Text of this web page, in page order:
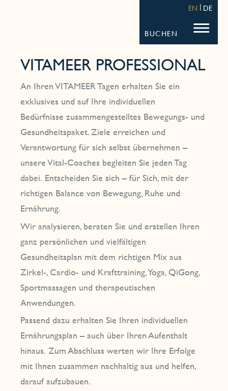
BUCHEN
EN DE
VITAMEER PROFESSIONAL
An Ihren VITAMEER Tagen erhalten Sie ein
exklusives und auf Ihre individuellen
Bedürfnisse zusammengestelltes Bewegungs- und
Gesundheitspaket. Ziele erreichen und
Verantwortung für sich selbst übernehmen –
unsere Vital-Coaches begleiten Sie jeden Tag
dabei. Entscheiden Sie sich – für Sich, mit der
richtigen Balance von Bewegung, Ruhe und
Ernährung.
Wir analysieren, beraten Sie und erstellen Ihren
ganz persönlichen und vielfältigen
Gesundheitsplan mit dem richtigen Mix aus
Zirkel-, Cardio- und Krafttraining, Yoga, QiGong,
Sportmassagen und therapeutischen
Anwendungen.
Passend dazu erhalten Sie Ihren individuellen
Ernährungsplan – auch über Ihren Aufenthalt
hinaus. Zum Abschluss werten wir Ihre Erfolge
mit Ihnen zusammen nachhaltig aus und helfen,
darauf aufzubauen.